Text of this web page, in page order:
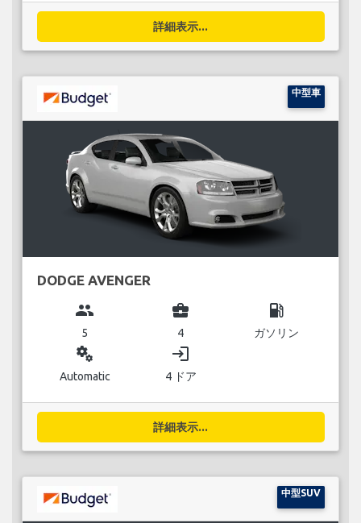
詳細表示...
中型車
DODGE AVENGER
group
5
business_center
4
local_gas_station
ガソリン
miscellaneous_services
Automatic
login
4 ドア
詳細表示...
中型SUV